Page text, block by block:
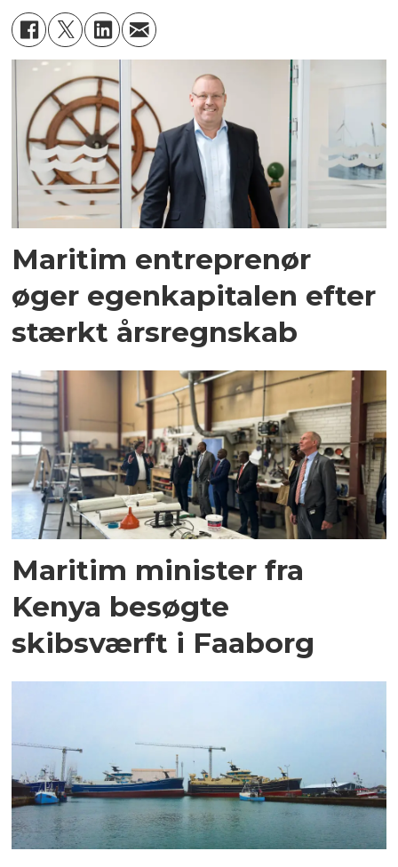
Maritim entreprenør
øger egenkapitalen efter
stærkt årsregnskab
Maritim minister fra
Kenya besøgte
skibsværft i Faaborg